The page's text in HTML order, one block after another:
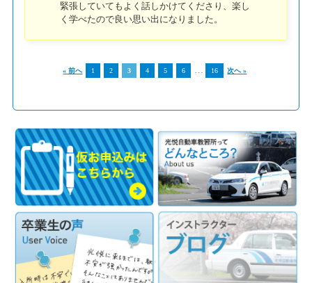
緊張していてもよく話しかけてくださり、楽し
く学べたので良い思い出になりました。
« 前へ 1 2 3 4 5 6 … 16 次へ »